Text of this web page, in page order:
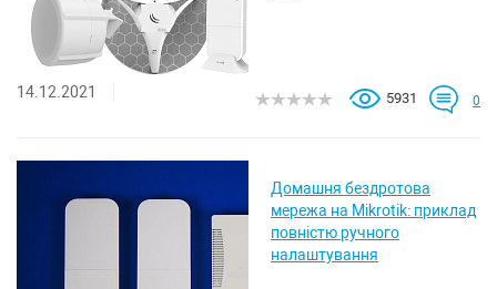
14.12.2021 5931 0
Домашня бездротова
мережа на Mikrotik: приклад
повністю ручного
налаштування